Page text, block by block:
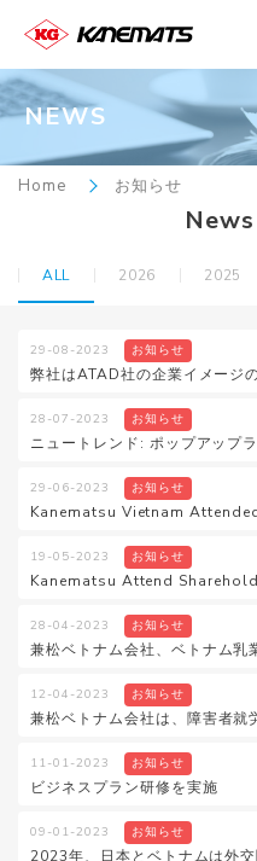
NEWS
Home お知らせ
ALL 2026 2025
29-08-2023 お知らせ
28-07-2023 お知らせ
ニュートレンド: ポップアップ
29-06-2023 お知らせ
Kanematsu Vietnam
19-05-2023 お知らせ
Kanematsu Attend
28-04-2023 お知らせ
12-04-2023 お知らせ
11-01-2023 お知らせ
ビジネスプラン研修を実施
09-01-2023 お知らせ
2023年、日本とベトナムは外